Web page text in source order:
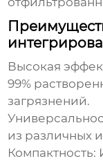
Высокая
99%
загрязнений.
из различных
Компактность: